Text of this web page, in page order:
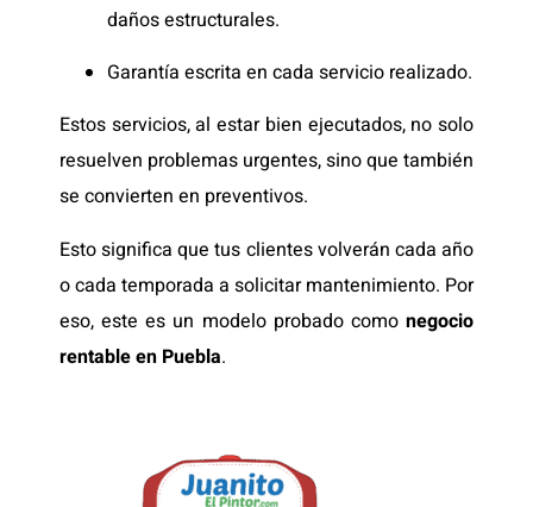
daños estructurales.
Garantía escrita en cada servicio realizado.
Estos servicios, al estar bien ejecutados, no solo
resuelven problemas urgentes, sino que también
se convierten en preventivos.
Esto significa que tus clientes volverán cada año
o cada temporada a solicitar mantenimiento. Por
eso, este es un modelo probado como negocio
rentable en Puebla.